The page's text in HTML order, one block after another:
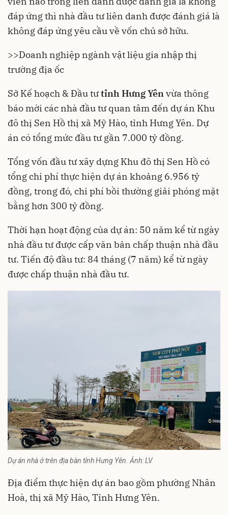
đáp ứng thì nhà đầu tư liên danh được đánh giá là
không đáp ứng yêu cầu về vốn chủ sở hữu.
>>Doanh nghiệp ngành vật liệu gia nhập thị
trường địa ốc
Sở Kế hoạch & Đầu tưtỉnh Hưng Yên vừa thông
báo mời các nhà đầu tư quan tâm đến dự án Khu
đô thị Sen Hồ thị xã Mỹ Hào, tỉnh Hưng Yên. Dự
án có tổng mức đầu tư gần 7.000 tỷ đồng.
Tổng vốn đầu tư xây dựng Khu đô thị Sen Hồ có
tổng chi phí thực hiện dự án khoảng 6.956 tỷ
đồng, trong đó, chi phí bồi thường giải phóng mặt
bằng hơn 300 tỷ đồng.
Thời hạn hoạt động của dự án: 50 năm kể từ ngày
nhà đầu tư được cấp văn bản chấp thuận nhà đầu
tư. Tiến độ đầu tư: 84 tháng (7 năm) kể từ ngày
được chấp thuận nhà đầu tư.
Dự án nhà ở trên địa bàn tỉnh Hưng Yên. Ảnh: LV
Địa điểm thực hiện dự án bao gồm phường Nhân
Hoà, thị xã Mỹ Hào, Tỉnh Hưng Yên.